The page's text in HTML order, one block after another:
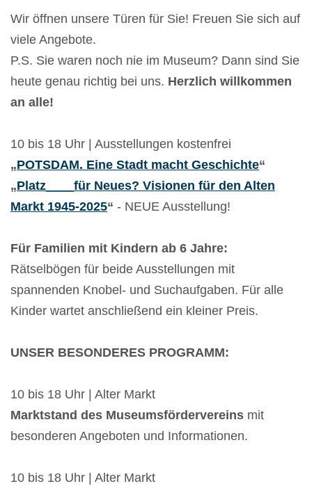
Wir öffnen unsere Türen für Sie! Freuen Sie sich auf
viele Angebote.
P.S. Sie waren noch nie im Museum? Dann sind Sie
heute genau richtig bei uns. Herzlich willkommen
an alle!
10 bis 18 Uhr | Ausstellungen kostenfrei
„POTSDAM. Eine Stadt macht Geschichte“
„Platz____für Neues? Visionen für den Alten
Markt 1945-2025“ - NEUE Ausstellung!
Für Familien mit Kindern ab 6 Jahre:
Rätselbögen für beide Ausstellungen mit
spannenden Knobel- und Suchaufgaben. Für alle
Kinder wartet anschließend ein kleiner Preis.
UNSER BESONDERES PROGRAMM:
10 bis 18 Uhr | Alter Markt
Marktstand des Museumsfördervereins mit
besonderen Angeboten und Informationen.
10 bis 18 Uhr | Alter Markt